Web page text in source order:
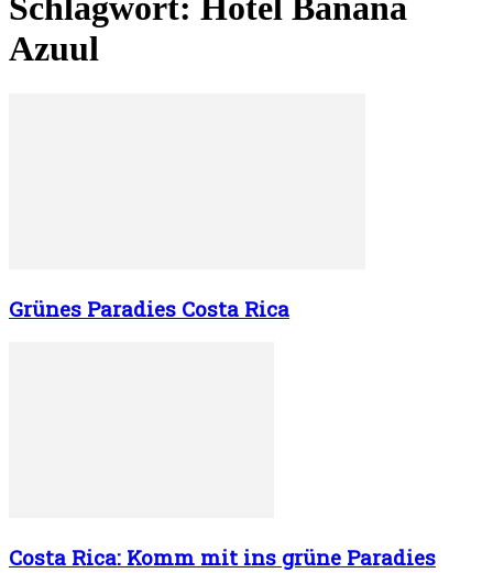
Schlagwort: Hotel Banana
Azuul
Grünes Paradies Costa Rica
Costa Rica: Komm mit ins grüne Paradies